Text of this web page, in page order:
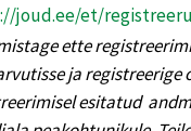
joud.ee/et/registreeru
ette
ja registreerige
esitatud